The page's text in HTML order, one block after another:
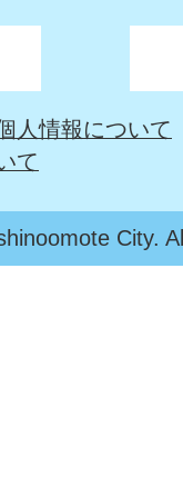
人情報について
て
City.